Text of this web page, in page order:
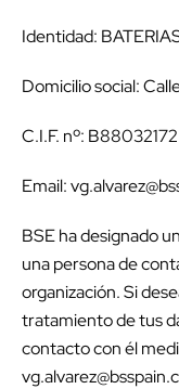
Identidad:
Domicilio social:
C.I.F. nº: B88032172
Email:
BSE ha designado
una persona de
organización. Si
tratamiento de tus
contacto con él